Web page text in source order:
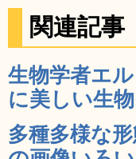
関連記事
生物学者エ
に美しい生
多種多様な